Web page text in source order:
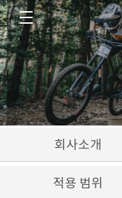
회사소개
적용 범위